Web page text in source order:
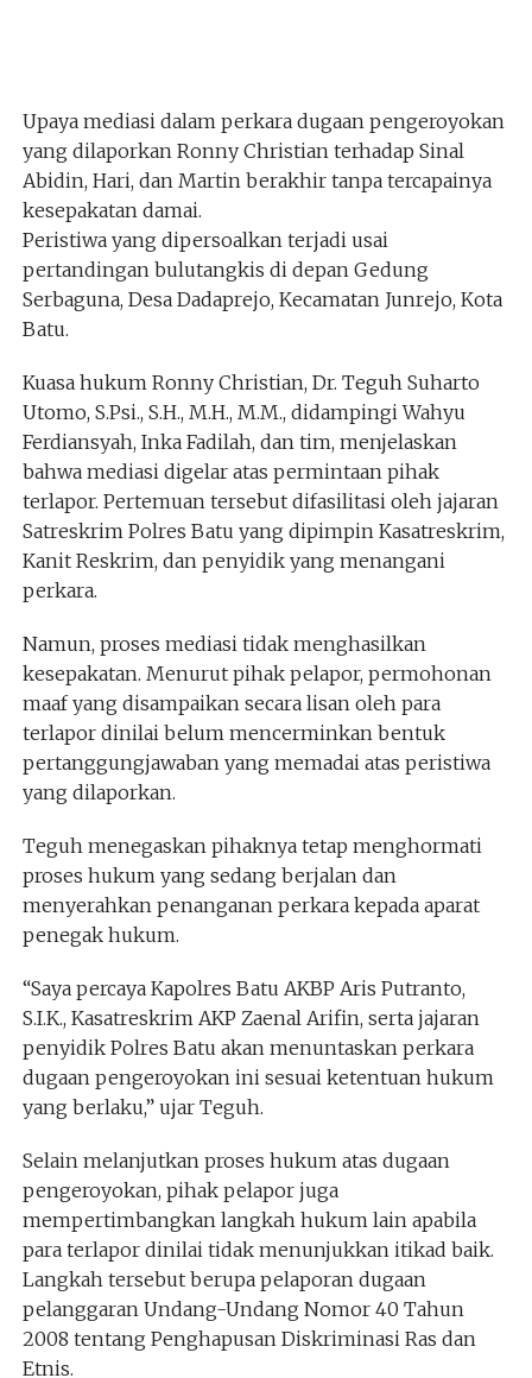
Upaya mediasi dalam perkara dugaan pengeroyokan
yang dilaporkan Ronny Christian terhadap Sinal
Abidin, Hari, dan Martin berakhir tanpa tercapainya
kesepakatan damai.
Peristiwa yang dipersoalkan terjadi usai
pertandingan bulutangkis di depan Gedung
Serbaguna, Desa Dadaprejo, Kecamatan Junrejo, Kota
Batu.
Kuasa hukum Ronny Christian, Dr. Teguh Suharto
Utomo, S.Psi., S.H., M.H., M.M., didampingi Wahyu
Ferdiansyah, Inka Fadilah, dan tim, menjelaskan
bahwa mediasi digelar atas permintaan pihak
terlapor. Pertemuan tersebut difasilitasi oleh jajaran
Satreskrim Polres Batu yang dipimpin Kasatreskrim,
Kanit Reskrim, dan penyidik yang menangani
perkara.
Namun, proses mediasi tidak menghasilkan
kesepakatan. Menurut pihak pelapor, permohonan
maaf yang disampaikan secara lisan oleh para
terlapor dinilai belum mencerminkan bentuk
pertanggungjawaban yang memadai atas peristiwa
yang dilaporkan.
Teguh menegaskan pihaknya tetap menghormati
proses hukum yang sedang berjalan dan
menyerahkan penanganan perkara kepada aparat
penegak hukum.
“Saya percaya Kapolres Batu AKBP Aris Putranto,
S.I.K., Kasatreskrim AKP Zaenal Arifin, serta jajaran
penyidik Polres Batu akan menuntaskan perkara
dugaan pengeroyokan ini sesuai ketentuan hukum
yang berlaku,” ujar Teguh.
Selain melanjutkan proses hukum atas dugaan
pengeroyokan, pihak pelapor juga
mempertimbangkan langkah hukum lain apabila
para terlapor dinilai tidak menunjukkan itikad baik.
Langkah tersebut berupa pelaporan dugaan
pelanggaran Undang-Undang Nomor 40 Tahun
2008 tentang Penghapusan Diskriminasi Ras dan
Etnis.